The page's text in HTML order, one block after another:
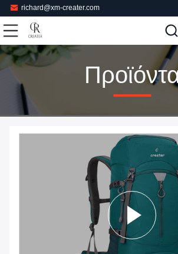
richard@xm-creater.com